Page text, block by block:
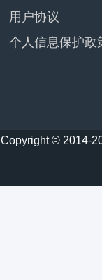
用户协议
个人信息保护政
Copyright © 2014-